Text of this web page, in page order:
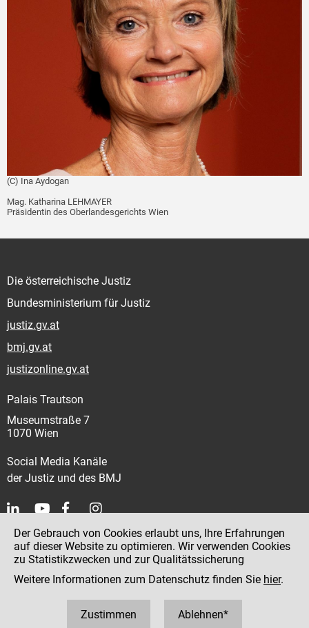
(C) Ina Aydogan
Mag. Katharina LEHMAYER
Präsidentin des Oberlandesgerichts Wien
Die österreichische Justiz
Bundesministerium für Justiz
justiz.gv.at
bmj.gv.at
justizonline.gv.at
Palais Trautson
Museumstraße 7
1070 Wien
Social Media Kanäle
der Justiz und des BMJ
Kontakt
Impressum
Datenschutz
Der Gebrauch von Cookies erlaubt uns, Ihre Erfahrungen
auf dieser Website zu optimieren. Wir verwenden Cookies
zu Statistikzwecken und zur Qualitätssicherung
Weitere Informationen zum Datenschutz finden Sie hier.
Zustimmen Ablehnen*